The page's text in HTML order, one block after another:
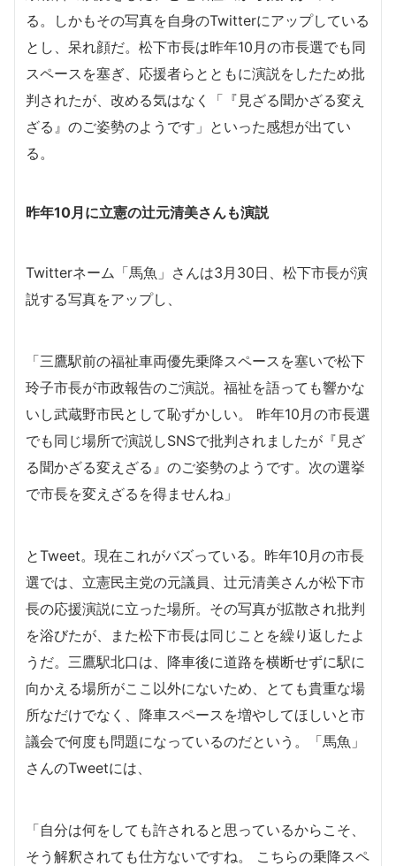
る。しかもその写真を自身のTwitterにアップしている
とし、呆れ顔だ。松下市長は昨年10月の市長選でも同
スペースを塞ぎ、応援者らとともに演説をしたため批
判されたが、改める気はなく「『見ざる聞かざる変え
ざる』のご姿勢のようです」といった感想が出てい
る。
昨年10月に立憲の辻元清美さんも演説
Twitterネーム「馬魚」さんは3月30日、松下市長が演
説する写真をアップし、
「三鷹駅前の福祉車両優先乗降スペースを塞いで松下
玲子市長が市政報告のご演説。福祉を語っても響かな
いし武蔵野市民として恥ずかしい。 昨年10月の市長選
でも同じ場所で演説しSNSで批判されましたが『見ざ
る聞かざる変えざる』のご姿勢のようです。次の選挙
で市長を変えざるを得ませんね」
とTweet。現在これがバズっている。昨年10月の市長
選では、立憲民主党の元議員、辻元清美さんが松下市
長の応援演説に立った場所。その写真が拡散され批判
を浴びたが、また松下市長は同じことを繰り返したよ
うだ。三鷹駅北口は、降車後に道路を横断せずに駅に
向かえる場所がここ以外にないため、とても貴重な場
所なだけでなく、降車スペースを増やしてほしいと市
議会で何度も問題になっているのだという。「馬魚」
さんのTweetには、
「自分は何をしても許されると思っているからこそ、
そう解釈されても仕方ないですね。 こちらの乗降スペ